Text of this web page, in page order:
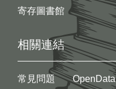
寄存圖書館
相關連結
常見問題
OpenData